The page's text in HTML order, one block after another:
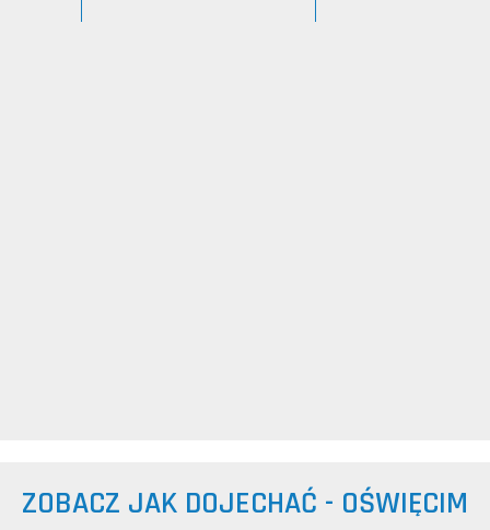
ZOBACZ JAK DOJECHAĆ - OŚWIĘCIM